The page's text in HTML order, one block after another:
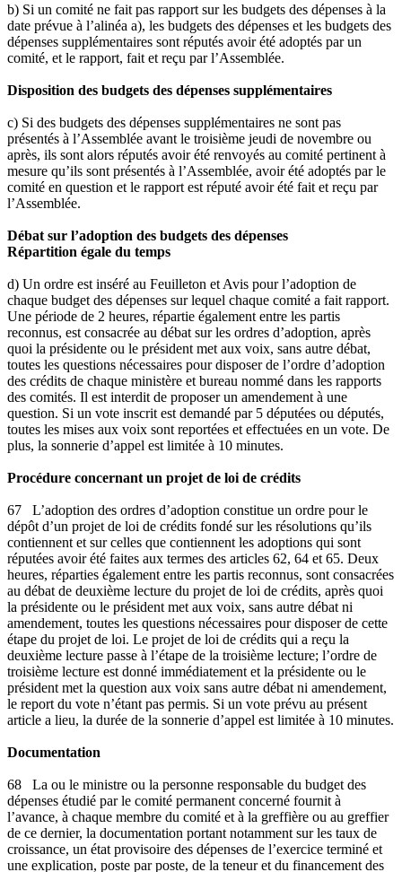
b) Si un comité ne fait pas rapport sur les budgets des dépenses à la
date prévue à l’alinéa a), les budgets des dépenses et les budgets des
dépenses supplémentaires sont réputés avoir été adoptés par un
comité, et le rapport, fait et reçu par l’Assemblée.
Disposition des budgets des dépenses supplémentaires
c) Si des budgets des dépenses supplémentaires ne sont pas
présentés à l’Assemblée avant le troisième jeudi de novembre ou
après, ils sont alors réputés avoir été renvoyés au comité pertinent à
mesure qu’ils sont présentés à l’Assemblée, avoir été adoptés par le
comité en question et le rapport est réputé avoir été fait et reçu par
l’Assemblée.
Débat sur l’adoption des budgets des dépenses
Répartition égale du temps
d) Un ordre est inséré au Feuilleton et Avis pour l’adoption de
chaque budget des dépenses sur lequel chaque comité a fait rapport.
Une période de 2 heures, répartie également entre les partis
reconnus, est consacrée au débat sur les ordres d’adoption, après
quoi la présidente ou le président met aux voix, sans autre débat,
toutes les questions nécessaires pour disposer de l’ordre d’adoption
des crédits de chaque ministère et bureau nommé dans les rapports
des comités. Il est interdit de proposer un amendement à une
question. Si un vote inscrit est demandé par 5 députées ou députés,
toutes les mises aux voix sont reportées et effectuées en un vote. De
plus, la sonnerie d’appel est limitée à 10 minutes.
Procédure concernant un projet de loi de crédits
67 L’adoption des ordres d’adoption constitue un ordre pour le
dépôt d’un projet de loi de crédits fondé sur les résolutions qu’ils
contiennent et sur celles que contiennent les adoptions qui sont
réputées avoir été faites aux termes des articles 62, 64 et 65. Deux
heures, réparties également entre les partis reconnus, sont consacrées
au débat de deuxième lecture du projet de loi de crédits, après quoi
la présidente ou le président met aux voix, sans autre débat ni
amendement, toutes les questions nécessaires pour disposer de cette
étape du projet de loi. Le projet de loi de crédits qui a reçu la
deuxième lecture passe à l’étape de la troisième lecture; l’ordre de
troisième lecture est donné immédiatement et la présidente ou le
président met la question aux voix sans autre débat ni amendement,
le report du vote n’étant pas permis. Si un vote prévu au présent
article a lieu, la durée de la sonnerie d’appel est limitée à 10 minutes.
Documentation
68 La ou le ministre ou la personne responsable du budget des
dépenses étudié par le comité permanent concerné fournit à
l’avance, à chaque membre du comité et à la greffière ou au greffier
de ce dernier, la documentation portant notamment sur les taux de
croissance, un état provisoire des dépenses de l’exercice terminé et
une explication, poste par poste, de la teneur et du financement des